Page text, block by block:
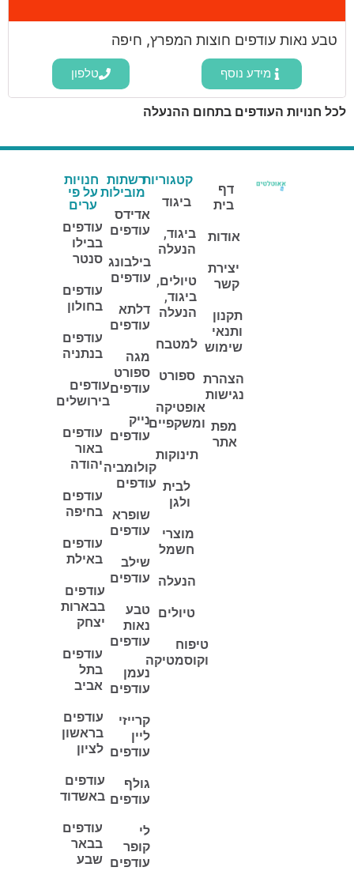
טבע נאות עודפים חוצות המפרץ, חיפה
מידע נוסף טלפון
לכל חנויות העודפים בתחום ההנעלה
דף
בית
אודות
יצירת
קשר
תקנון
ותנאי
שימוש
הצהרת
נגישות
מפת
אתר
קטגוריות
ביגוד
ביגוד,
הנעלה
טיולים,
ביגוד,
הנעלה
למטבח
ספורט
אופטיקה
ומשקפיים
תינוקות
לבית
ולגן
מוצרי
חשמל
הנעלה
טיולים
טיפוח
וקוסמטיקה
רשתות
מובילות
אדידס
עודפים
בילבונג
עודפים
דלתא
עודפים
מגה
ספורט
עודפים
נייק
עודפים
קולומביה
עודפים
שופרא
עודפים
שילב
עודפים
טבע
נאות
עודפים
נעמן
עודפים
קרייזי
ליין
עודפים
גולף
עודפים
לי
קופר
עודפים
חנויות
על פי
ערים
עודפים
בבילו
סנטר
עודפים
בחולון
עודפים
בנתניה
עודפים
בירושלים
עודפים
באור
יהודה
עודפים
בחיפה
עודפים
באילת
עודפים
בבארות
יצחק
עודפים
בתל
אביב
עודפים
בראשון
לציון
עודפים
באשדוד
עודפים
בבאר
שבע